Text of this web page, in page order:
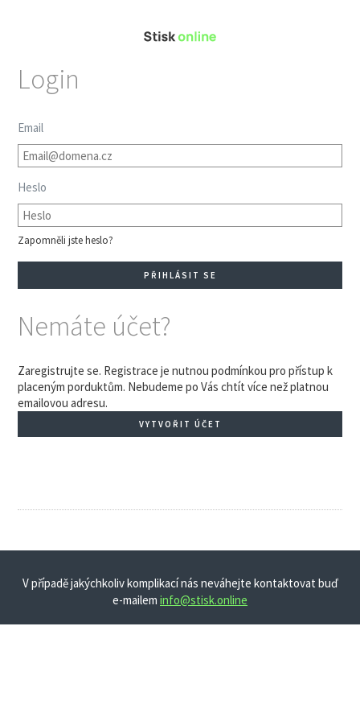
Login
Email
Heslo
Zapomněli jste heslo?
Nemáte účet?
Zaregistrujte se. Registrace je nutnou podmínkou pro přístup k
placeným porduktům. Nebudeme po Vás chtít více než platnou
emailovou adresu.
VYTVOŘIT ÚČET
V případě jakýchkoliv komplikací nás neváhejte kontaktovat buď
e-mailem info@stisk.online